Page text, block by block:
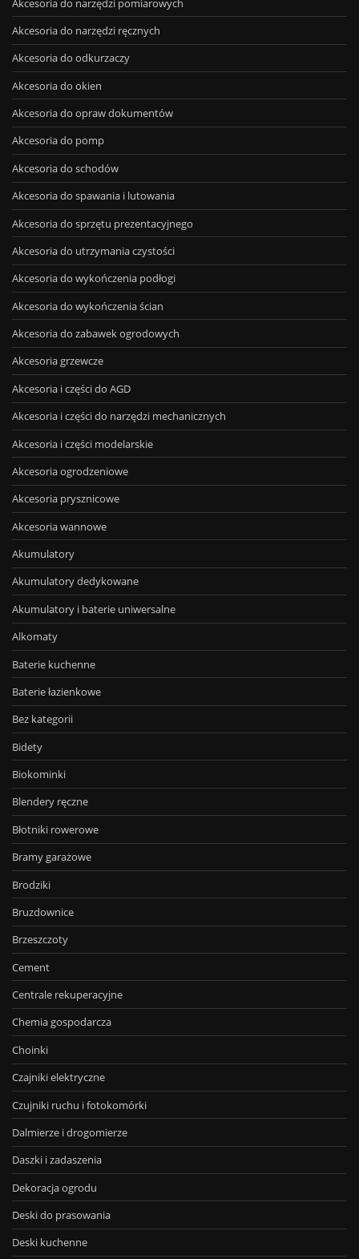
Akcesoria do narzędzi ręcznych
Akcesoria do odkurzaczy
Akcesoria do okien
Akcesoria do opraw dokumentów
Akcesoria do pomp
Akcesoria do schodów
Akcesoria do spawania i lutowania
Akcesoria do sprzętu prezentacyjnego
Akcesoria do utrzymania czystości
Akcesoria do wykończenia podłogi
Akcesoria do wykończenia ścian
Akcesoria do zabawek ogrodowych
Akcesoria grzewcze
Akcesoria i części do AGD
Akcesoria i części do narzędzi mechanicznych
Akcesoria i części modelarskie
Akcesoria ogrodzeniowe
Akcesoria prysznicowe
Akcesoria wannowe
Akumulatory
Akumulatory dedykowane
Akumulatory i baterie uniwersalne
Alkomaty
Baterie kuchenne
Baterie łazienkowe
Bez kategorii
Bidety
Biokominki
Blendery ręczne
Błotniki rowerowe
Bramy garażowe
Brodziki
Bruzdownice
Brzeszczoty
Cement
Centrale rekuperacyjne
Chemia gospodarcza
Choinki
Czajniki elektryczne
Czujniki ruchu i fotokomórki
Dalmierze i drogomierze
Daszki i zadaszenia
Dekoracja ogrodu
Deski do prasowania
Deski kuchenne